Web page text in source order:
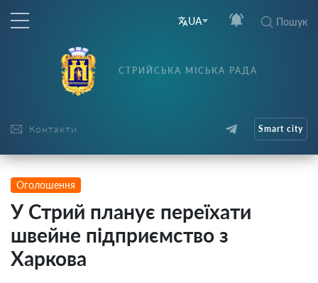
UA Пошук
Контакти
СТРИЙСЬКА МІСЬКА РАДА
Smart city
Оголошення
У Стрий планує переїхати
швейне підприємство з
Харкова